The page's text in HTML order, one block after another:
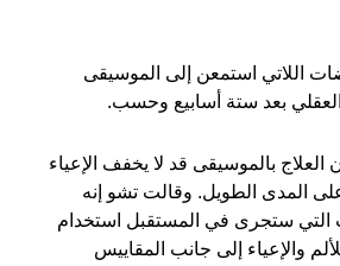
اللاتي استمعن إلى الموسيقى
بعد ستة أسابيع وحسب.
بالموسيقى قد لا يخفف الإعياء
المدى الطويل. وقالت تشو إنه
التي ستجرى في المستقبل استخدام
والإعياء إلى جانب المقاييس